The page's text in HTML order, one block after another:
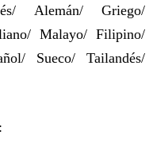
Alemán/ Griego/
Malayo/ Filipino/
Sueco/ Tailandés/